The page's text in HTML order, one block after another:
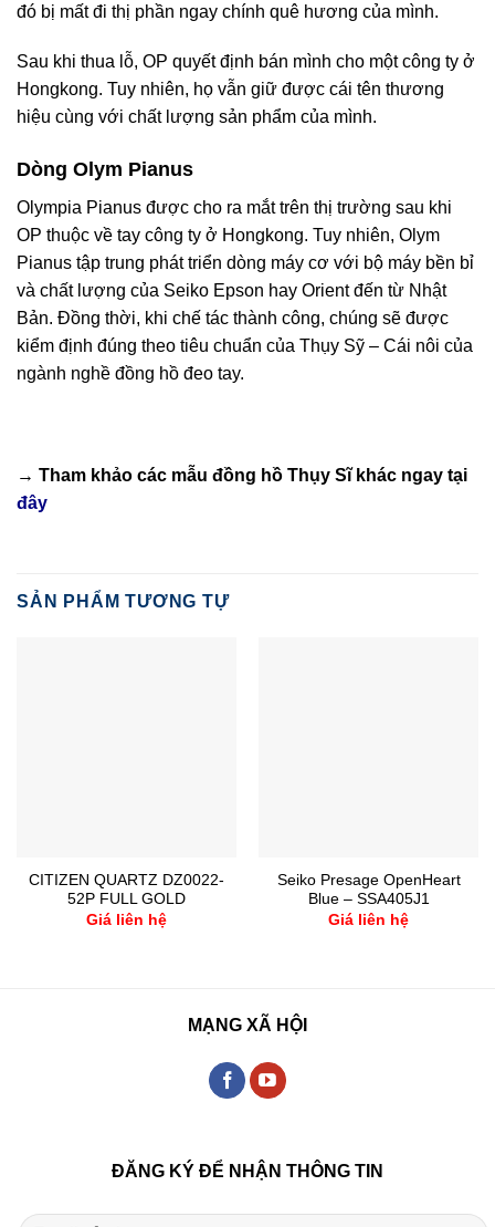
đó bị mất đi thị phần ngay chính quê hương của mình.
Sau khi thua lỗ, OP quyết định bán mình cho một công ty ở
Hongkong. Tuy nhiên, họ vẫn giữ được cái tên thương
hiệu cùng với chất lượng sản phẩm của mình.
Dòng Olym Pianus
Olympia Pianus được cho ra mắt trên thị trường sau khi
OP thuộc về tay công ty ở Hongkong. Tuy nhiên, Olym
Pianus tập trung phát triển dòng máy cơ với bộ máy bền bỉ
và chất lượng của Seiko Epson hay Orient đến từ Nhật
Bản. Đồng thời, khi chế tác thành công, chúng sẽ được
kiểm định đúng theo tiêu chuẩn của Thụy Sỹ – Cái nôi của
ngành nghề đồng hồ đeo tay.
→ Tham khảo các mẫu đồng hồ Thụy Sĩkhác ngay tại
đây
SẢN PHẨM TƯƠNG TỰ
CITIZEN QUARTZ DZ0022-
52P FULL GOLD
Giá liên hệ
Seiko Presage OpenHeart
Blue – SSA405J1
Giá liên hệ
MẠNG XÃ HỘI
ĐĂNG KÝ ĐỂ NHẬN THÔNG TIN